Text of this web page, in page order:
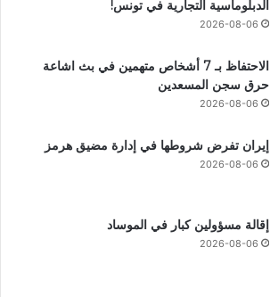
الدبلوماسية التجارية في تونس!
2026-08-06
الاحتفاظ بـ 7 أشخاص متهمين في بث اشاعة
حرق سجن المسعدين
2026-08-06
إيران تفرض شروطها في إدارة مضيق هرمز
2026-08-06
إقالة مسؤولين كبار في الموساد
2026-08-06